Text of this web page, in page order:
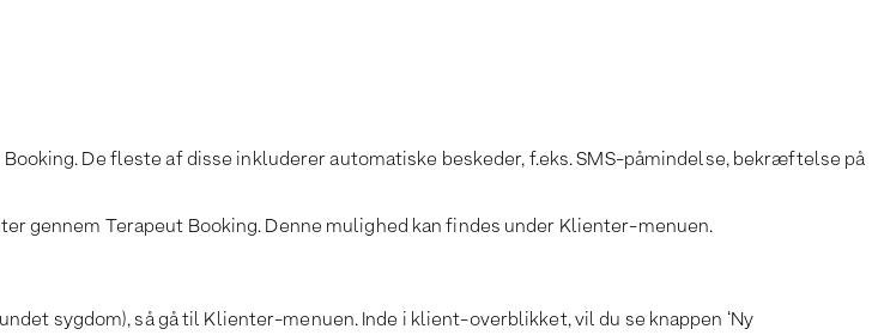
De fleste af disse inkluderer automatiske beskeder, f.eks. SMS-påmindelse, bekræftelse på
gennem Terapeut Booking. Denne mulighed kan findes under Klienter-menuen.
sygdom), så gå til Klienter-menuen. Inde i klient-overblikket, vil du se knappen ‘Ny